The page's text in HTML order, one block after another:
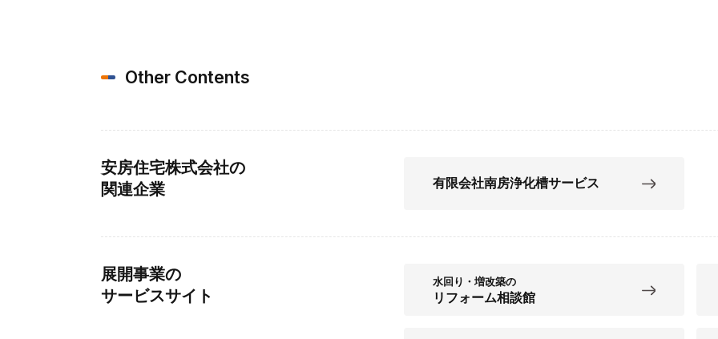
Other Contents
安房住宅株式会社の
関連企業
有限会社南房浄化槽サービス
展開事業の
サービスサイト
水回り・増改築の
リフォーム相談館